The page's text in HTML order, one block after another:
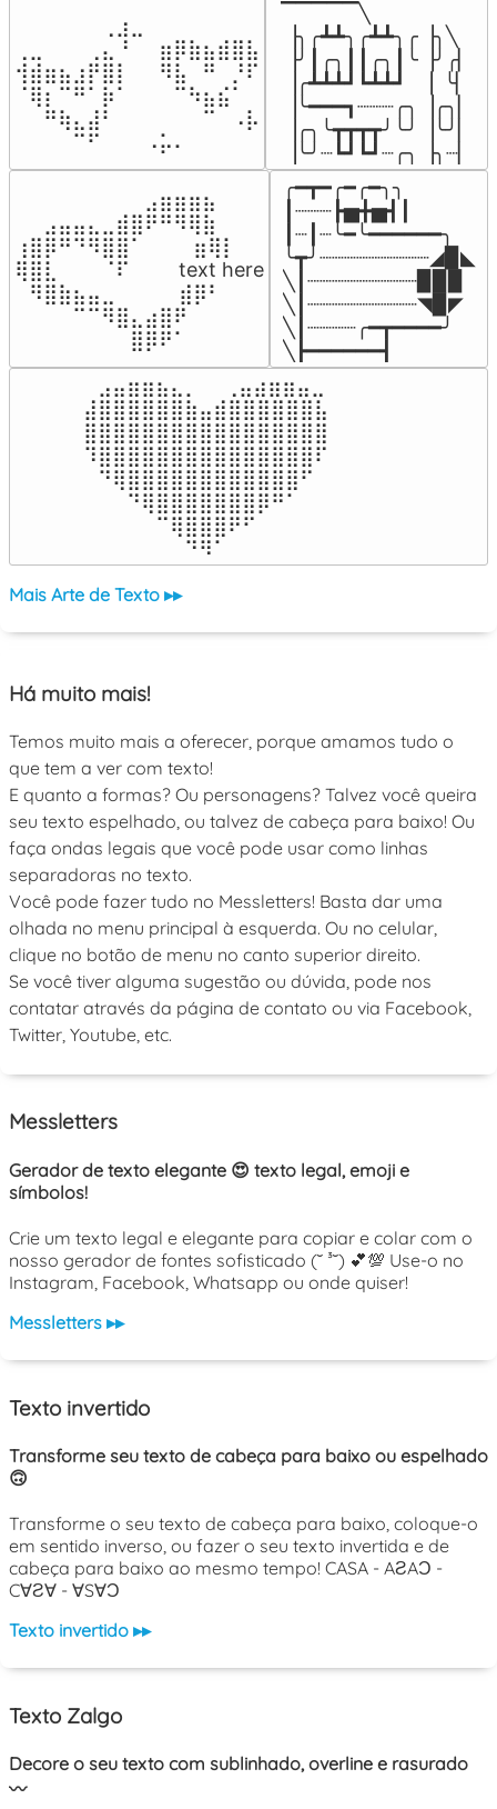
⠀⠀⠀⠀⠀⠀⢀⣰⣀⠀⠀⠀⠀⠀⠀⠀⠀
⢀⣀⠀⠀⠀⢀⣄⠘⠀⠀⣶⡿⣷⣦⣾⣿⣧
⢺⣾⣶⣦⣰⡟⣿⡇⠀⠀⠻⣧⠀⠛⠀⡘⠏
⠈⢿⡆⠉⠛⠁⡷⠁⠀⠀⠀⠉⠳⣦⣮⠁⠀
⠀⠀⠛⢷⣄⣼⠃⠀⠀⠀⠀⠀⠀⠉⠀⠠⡧
⠀⠀⠀⠀⠉⠋⠀⠀⠀⠠⡥⠄⠀⠀⠀⠀⠀
▔▔▔▔▔╲
▕╮╭┻┻╮╭┻┻╮╭▕╮╲
▕╯┃╭╮┃┃╭╮┃╰▕╯╭▏
▕╭┻┻┻┛┗┻┻┛  ▕  ╰▏
▕╰━━━┓┈┈┈╭╮▕╭╮▏
▕╭╮╰┳┳┳┳╯╰╯▕╰╯▏
▕╰╯┈┗┛┗┛┈╭╮▕╮┈▏
⠀⠀⠀⠀⠀⠀⠀⠀⠀⣠⣶⣶⣶⣦⠀⠀
⠀⠀⣠⣤⣤⣄⣀⣾⣿⠟⠛⠻⢿⣷⠀
⢰⣿⡿⠛⠙⠻⣿⣿⠁⠀⠀ ⠀⣶⢿⡇
⢿⣿⣇⠀⠀⠀⠈⠏⠀⠀⠀ text here
⠀⠻⣿⣷⣦⣤⣀⠀⠀⠀ ⠀⣾⡿⠃⠀
⠀⠀⠀⠀⠉⠉⠻⣿⣄⣴⣿⠟⠀⠀⠀
⠀⠀⠀⠀⠀⠀⠀⠀⣿⡿⠟⠁⠀⠀⠀
╭━┳━╭━╭━╮╮
┃┈┈┈┣▅╋▅┫┃
┃┈┃┈╰━╰━━━━━━╮
╰┳╯┈┈┈┈┈┈┈┈┈◢▉◣
╲┃┈┈┈┈┈┈┈┈┈▉▉▉
╲┃┈┈┈┈┈┈┈┈┈◥▉◤
╲┃┈┈┈┈╭━┳━━━━╯
╲┣━━━━━━┫﻿
⠀⣠⣤⣶⣶⣦⣄⡀  ⠀⢀⣤⣴⣶⣶⣤⣀⠀
⣼⣿⣿⣿⣿⣿⣿⣷⣤⣾⣿⣿⣿⣿⣿⣿⣧
⣿⣿⣿⣿⣿⣿⣿⣿⣿⣿⣿⣿⣿⣿⣿⣿⣿
⠹⣿⣿⣿⣿⣿⣿⣿⣿⣿⣿⣿⣿⣿⣿⣿⠏
⠀⠙⢿⣿⣿⣿⣿⣿⣿⣿⣿⣿⣿⣿⣿⠋⠀
⠀⠀⠀⠙⢿⣿⣿⣿⣿⣿⣿⣿⡿⠛⠁⠀⠀
⠀⠀⠀⠀⠀⠉⢿⣿⣿⣿⠟⠋⠀⠀⠀⠀⠀
⠀⠀⠀⠀⠀⠀⠀⠙⠻⠁⠀⠀⠀⠀⠀⠀⠀⠀⠀⠀⠀⠀⠀
Mais Arte de Texto ▸▸
Há muito mais!
Temos muito mais a oferecer, porque amamos tudo o
que tem a ver com texto!
E quanto a formas? Ou personagens? Talvez você queira
seu texto espelhado, ou talvez de cabeça para baixo! Ou
faça ondas legais que você pode usar como linhas
separadoras no texto.
Você pode fazer tudo no Messletters! Basta dar uma
olhada no menu principal à esquerda. Ou no celular,
clique no botão de menu no canto superior direito.
Se você tiver alguma sugestão ou dúvida, pode nos
contatar através da página de contato ou via Facebook,
Twitter, Youtube, etc.
Messletters
Gerador de texto elegante 😍 texto legal, emoji e
símbolos!
Crie um texto legal e elegante para copiar e colar com o
nosso gerador de fontes sofisticado (˘ ³˘) 💕💯 Use-o no
Instagram, Facebook, Whatsapp ou onde quiser!
Messletters ▸▸
Texto invertido
Transforme seu texto de cabeça para baixo ou espelhado
🙃
Transforme o seu texto de cabeça para baixo, coloque-o
em sentido inverso, ou fazer o seu texto invertida e de
cabeça para baixo ao mesmo tempo! CASA - AƧAƆ -
C∀Ƨ∀ - ∀S∀Ɔ
Texto invertido ▸▸
Texto Zalgo
Decore o seu texto com sublinhado, overline e rasurado
〰️